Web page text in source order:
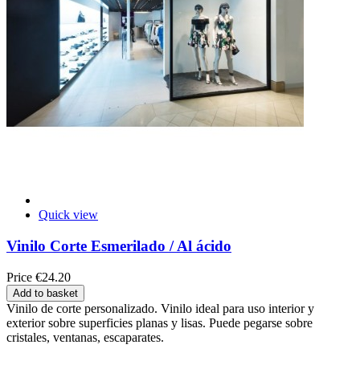
Quick view
Vinilo Corte Esmerilado / Al ácido
Price €24.20
Add to basket
Vinilo de corte personalizado. Vinilo ideal para uso interior y
exterior sobre superficies planas y lisas. Puede pegarse sobre
cristales, ventanas, escaparates.